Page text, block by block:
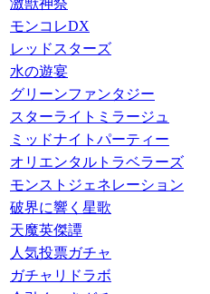
激獣神祭
モンコレDX
レッドスターズ
水の遊宴
グリーンファンタジー
スターライトミラージュ
ミッドナイトパーティー
オリエンタルトラベラーズ
モンストジェネレーション
破界に響く星歌
天魔英傑譚
人気投票ガチャ
ガチャリドラボ